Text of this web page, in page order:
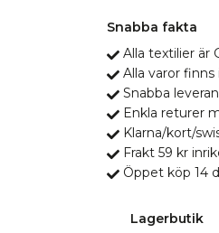
Snabba fakta
Alla textilier är
Alla varor finns
Snabba
Enkla returer
Klarna/kort/
Frakt 59 kr
Öppet köp 14
Lagerbutik